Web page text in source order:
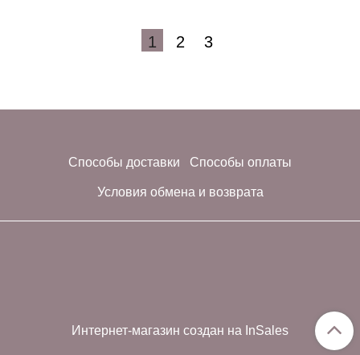
1 2 3
Способы доставки Способы оплаты
Условия обмена и возврата
Интернет-магазин создан на InSales